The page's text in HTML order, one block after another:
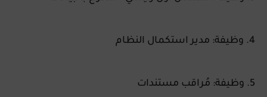
4. وظيفة: مدير استكمال النظام
5. وظيفة: مُراقب مستندات